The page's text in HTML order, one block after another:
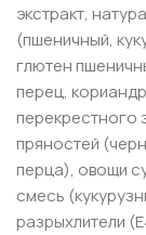
экстракт,
(пшеничный,
глютен
перец,
перекрестного
пряностей
перца), овощи
смесь
разрыхлители